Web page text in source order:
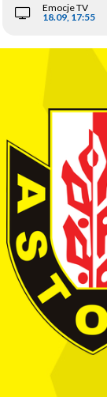
Emocje TV
18.09, 17:55